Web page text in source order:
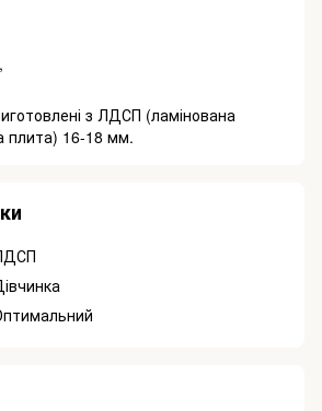
з ЛДСП (ламінована
плита) 16-18 мм.